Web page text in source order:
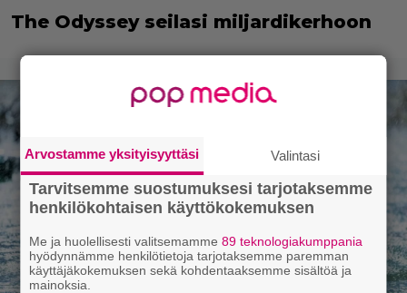
The Odyssey seilasi miljardikerhoon
Arvostamme yksityisyyttäsi Valintasi
Tarvitsemme suostumuksesi tarjotaksemme
henkilökohtaisen käyttökokemuksen
Me ja huolellisesti valitsemamme89 teknologiakumppania
hyödynnämme henkilötietoja tarjotaksemme paremman
käyttäjäkokemuksen sekä kohdentaaksemme sisältöä ja
mainoksia.